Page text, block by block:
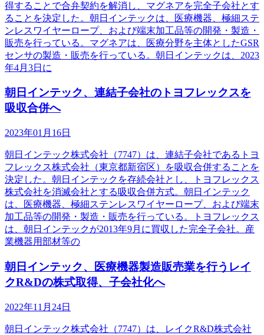
得することで合弁契約を解消し、マグネアを完全子会社とす
ることを決定した。朝日インテックは、医療機器、極細ステ
ンレスワイヤーロープ、および端末加工品等の開発・製造・
販売を行っている。マグネアは、医療分野を主体としたGSR
センサの製造・販売を行っている。朝日インテックは、2023
年4月3日に
朝日インテック、連結子会社のトヨフレックスを
吸収合併へ
2023年01月16日
朝日インテック株式会社（7747）は、連結子会社であるトヨ
フレックス株式会社（東京都新宿区）を吸収合併することを
決定した。朝日インテックを存続会社とし、トヨフレックス
株式会社を消滅会社とする吸収合併方式。朝日インテック
は、医療機器、極細ステンレスワイヤーロープ、および端末
加工品等の開発・製造・販売を行っている。トヨフレックス
は、朝日インテックが2013年9月に買収した完全子会社。産
業機器用部材等の
朝日インテック、医療機器製造販売業を行うレイ
クR&Dの株式取得、子会社化へ
2022年11月24日
朝日インテック株式会社（7747）は、レイクR&D株式会社